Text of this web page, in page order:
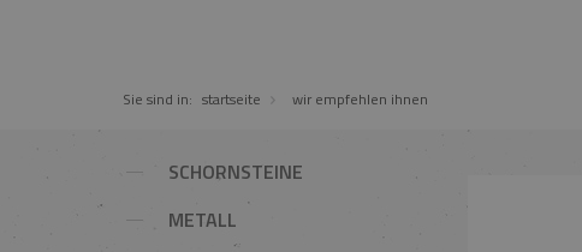
Sie sind in: startseite wir empfehlen ihnen
SCHORNSTEINE
METALL